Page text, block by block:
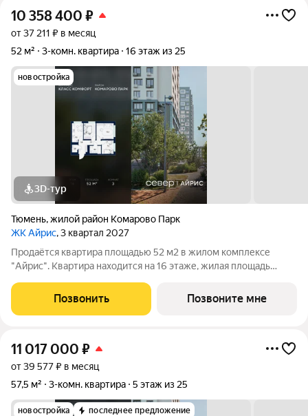
10 358 400 ₽
от 37 211 ₽ в месяц
52 м²
3-комн. квартира 16 этаж из 25
новостройка
3D-тур
Тюмень,жилой район Комарово Парк
ЖК Айрис, 3 квартал 2027
Продаётся квартира площадью 52 м2 в жилом комплексе
"Айрис". Квартира находится на 16 этаже, жилая площадь
особенностей планировки изолированные комнаты с окнами
на одну сторону, 1 совмещённый
Позвонить Позвоните мне
11 017 000 ₽
от 39 577 ₽ в месяц
57,5 м²
3-комн. квартира 5 этаж из 25
новостройка последнее предложение